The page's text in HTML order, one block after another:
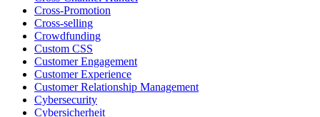
Cross-Promotion
Cross-selling
Crowdfunding
Custom CSS
Customer Engagement
Customer Experience
Customer Relationship Management
Cybersecurity
Cybersicherheit